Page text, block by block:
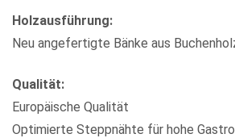
Holzausführung:
Neu angefertigte Bänke aus
Qualität:
Europäische Qualität
Optimierte Steppnähte für hohe